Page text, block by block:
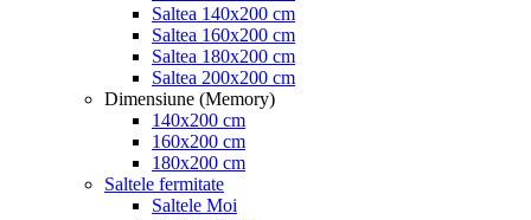
Saltea 140x200 cm
Saltea 160x200 cm
Saltea 180x200 cm
Saltea 200x200 cm
Dimensiune (Memory)
140x200 cm
160x200 cm
180x200 cm
Saltele fermitate
Saltele Moi